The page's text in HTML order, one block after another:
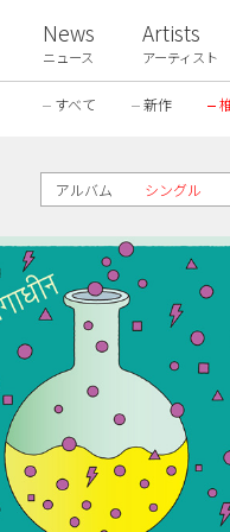
News
ニュース
Artists
アーティスト
すべて 新作
アルバム シングル